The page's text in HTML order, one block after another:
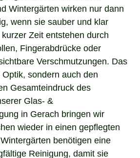
Wintergärten wirken nur dann
wenn sie sauber und klar
Zeit entstehen durch
Fingerabdrücke oder
Verschmutzungen. Das
sondern auch den
Gesamteindruck des
Glas- &
in Gerach bringen wir
wieder in einen gepflegten
benötigen eine
Reinigung, damit sie